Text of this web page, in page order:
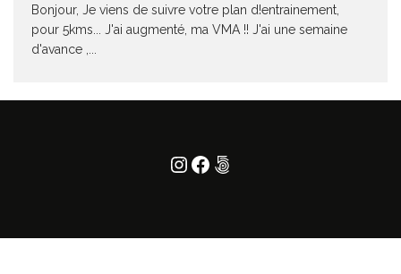
Bonjour, Je viens de suivre votre plan d!entrainement,
pour 5kms... J'ai augmenté, ma VMA !! J'ai une semaine
d'avance ,...
Instagram
Facebook
500px